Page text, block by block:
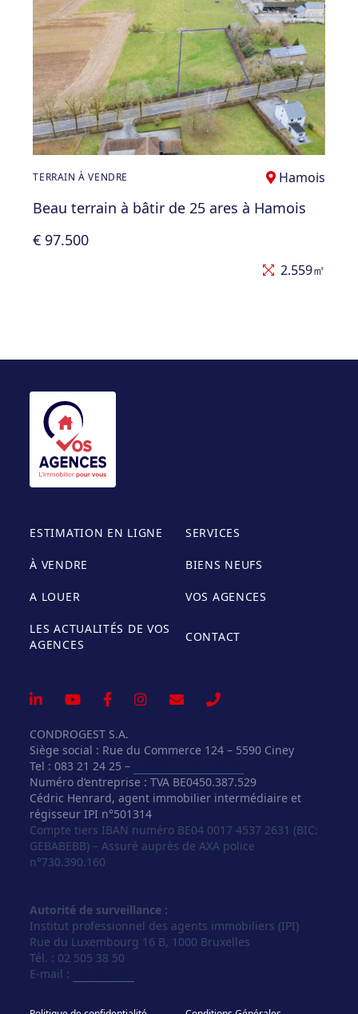
TERRAIN À VENDRE Hamois
Beau terrain à bâtir de 25 ares à Hamois
€ 97.500
2.559㎡
ESTIMATION EN LIGNE SERVICES
À VENDRE BIENS NEUFS
A LOUER VOS AGENCES
LES ACTUALITÉS DE VOS
AGENCES
CONTACT
CONDROGEST S.A.
Siège social : Rue du Commerce 124 – 5590 Ciney
Tel : 083 21 24 25 –
Numéro d’entreprise : TVA BE0450.387.529
Cédric Henrard, agent immobilier intermédiaire et
régisseur IPI n°501314
Compte tiers IBAN numéro BE04 0017 4537 2631 (BIC:
GEBABEBB) – Assuré auprès de AXA police
n°730.390.160
Autorité de surveillance :
Institut professionnel des agents immobiliers (IPI)
Rue du Luxembourg 16 B, 1000 Bruxelles
Tél. : 02 505 38 50
E-mail :